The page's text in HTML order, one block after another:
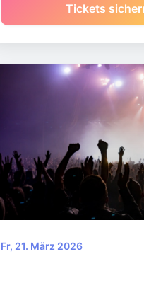
Tickets
Fr, 21. März 2026